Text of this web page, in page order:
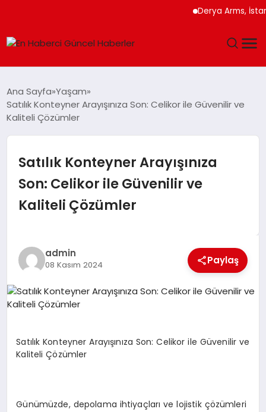
Derya Arms,
SPOR
MAGAZIN
EKONOMI
EĞITIM
Ana Sayfa Yaşam
Satılık Konteyner Arayışınıza Son: Celikor ile Güvenilir ve
Kaliteli Çözümler
Satılık Konteyner Arayışınıza
Son: Celikor ile Güvenilir ve
Kaliteli Çözümler
admin
08 Kasım 2024 Paylaş
Satılık Konteyner Arayışınıza Son: Celikor ile Güvenilir ve
Kaliteli Çözümler
Günümüzde, depolama ihtiyaçları ve lojistik çözümleri